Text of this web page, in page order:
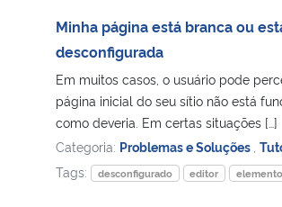
Controladoria-Geral da União
Ministério da Mulher, da Família e dos Direitos
Secretaria-Geral
Minha página está branca ou
desconfigurada
Em muitos casos, o usuário pode
página inicial do seu sítio não está
como deveria. Em certas situações […]
Categoria: Problemas e Soluções
Tags:
desconfigurado editor